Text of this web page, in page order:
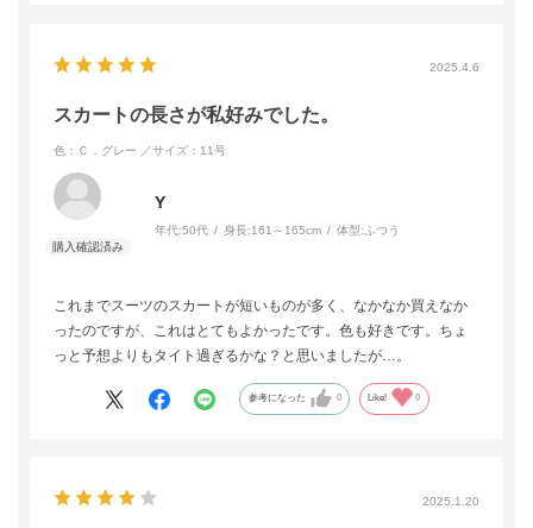
2025.4.6
スカートの長さが私好みでした。
色：Ｃ．グレー ／サイズ：11号
Y
年代:50代 身長:161～165cm 体型: ふつう
これまでスーツのスカートが短いものが多く、なかなか買えなか
ったのですが、これはとてもよかったです。色も好きです。ちょ
っと予想よりもタイト過ぎるかな？と思いましたが…。
参考になった 0 Like! 0
2025.1.20